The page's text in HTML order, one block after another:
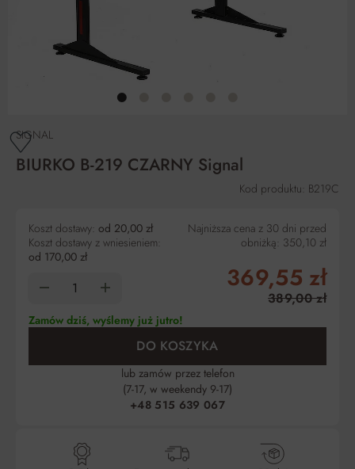
SIGNAL
BIURKO B-219 CZARNY Signal
Kod produktu: B219C
Koszt dostawy: od 20,00 zł
Koszt dostawy z wniesieniem:
od 170,00 zł
Najniższa cena z 30 dni przed
obniżką: 350,10 zł
369,55 zł
389,00 zł
Zamów dziś, wyślemy już jutro!
DO KOSZYKA
lub zamów przez telefon
(7-17, w weekendy 9-17)
+48 515 639 067